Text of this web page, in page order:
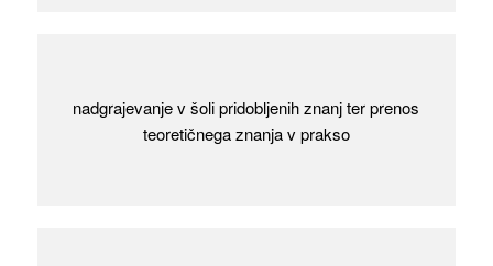
nadgrajevanje v šoli pridobljenih znanj ter prenos
teoretičnega znanja v prakso